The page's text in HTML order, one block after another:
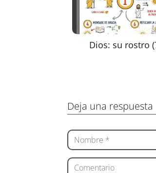
Dios: su rostro
Deja una respuesta